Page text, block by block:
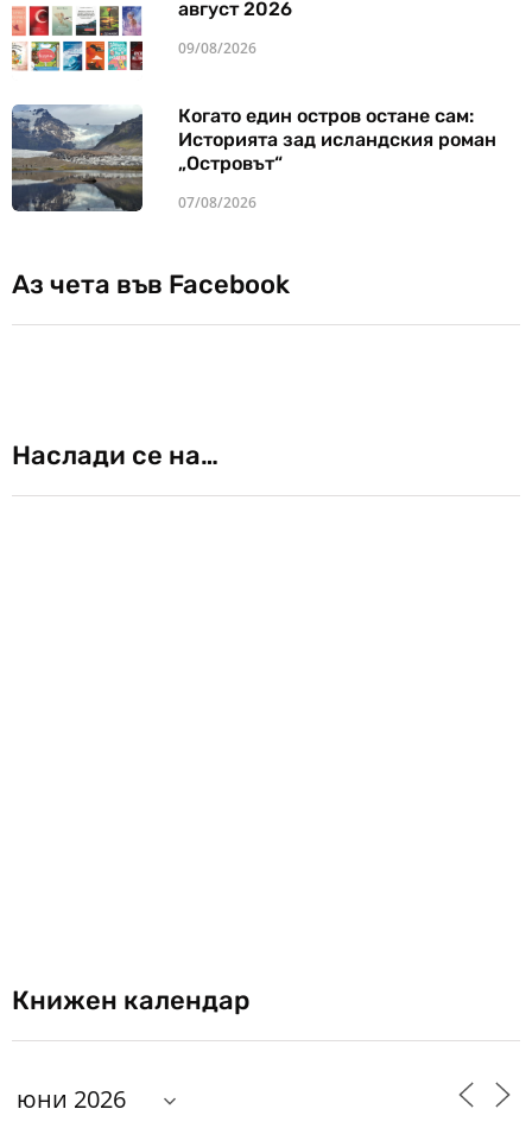
август 2026
09/08/2026
Когато един остров остане сам:
Историята зад исландския роман
„Островът“
07/08/2026
Аз чета във Facebook
Наслади се на…
Книжен календар